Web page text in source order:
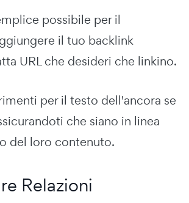
possibile per il
il tuo backlink
URL che desideri che linkino.
per il testo dell'ancora se
che siano in linea
del loro contenuto.
Relazioni